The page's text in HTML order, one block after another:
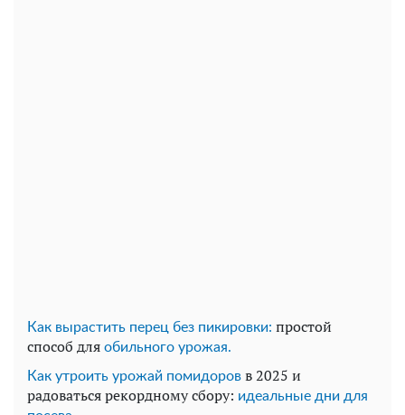
Как вырастить перец без пикировки: простой
способ для обильного урожая.
Как утроить урожай помидоров в 2025 и
радоваться рекордному сбору: идеальные дни для